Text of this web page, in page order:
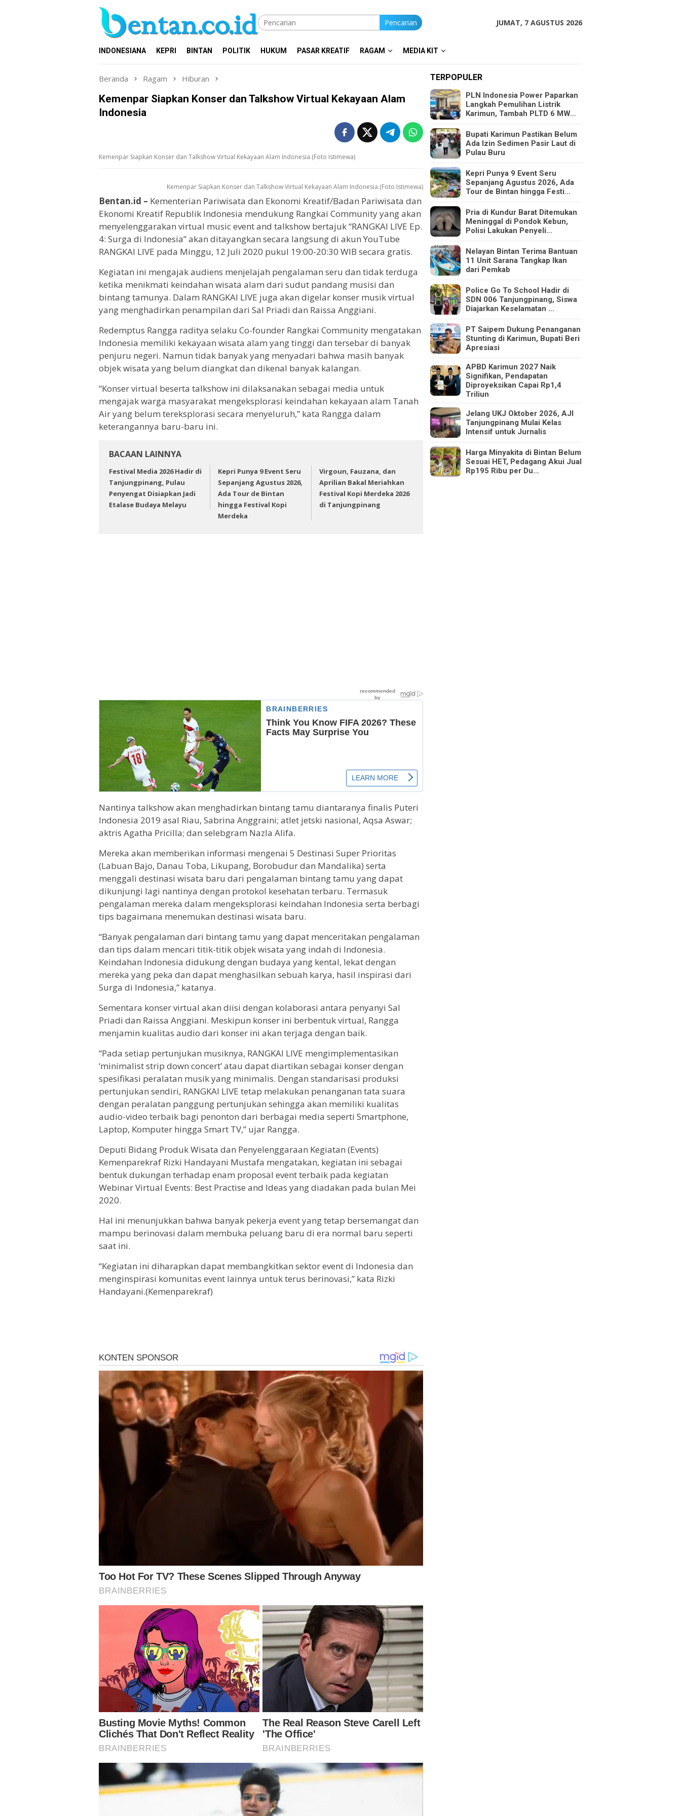
Pencarian JUMAT, 7 AGUSTUS 2026
INDONESIANA KEPRI BINTAN POLITIK HUKUM PASAR KREATIF RAGAM MEDIA KIT
Beranda Ragam Hiburan
Kemenpar Siapkan Konser dan Talkshow Virtual Kekayaan Alam
Indonesia
Kemenpar Siapkan Konser dan Talkshow Virtual Kekayaan Alam Indonesia.(Foto Istimewa)
Kemenpar Siapkan Konser dan Talkshow Virtual Kekayaan Alam Indonesia.(Foto Istimewa)
Bentan.id – Kementerian Pariwisata dan Ekonomi Kreatif/Badan Pariwisata dan
Ekonomi Kreatif Republik Indonesia mendukung Rangkai Community yang akan
menyelenggarakan virtual music event and talkshow bertajuk “RANGKAI LIVE Ep.
4: Surga di Indonesia” akan ditayangkan secara langsung di akun YouTube
RANGKAI LIVE pada Minggu, 12 Juli 2020 pukul 19:00-20:30 WIB secara gratis.
Kegiatan ini mengajak audiens menjelajah pengalaman seru dan tidak terduga
ketika menikmati keindahan wisata alam dari sudut pandang musisi dan
bintang tamunya. Dalam RANGKAI LIVE juga akan digelar konser musik virtual
yang menghadirkan penampilan dari Sal Priadi dan Raissa Anggiani.
Redemptus Rangga raditya selaku Co-founder Rangkai Community mengatakan
Indonesia memiliki kekayaan wisata alam yang tinggi dan tersebar di banyak
penjuru negeri. Namun tidak banyak yang menyadari bahwa masih banyak
objek wisata yang belum diangkat dan dikenal banyak kalangan.
“Konser virtual beserta talkshow ini dilaksanakan sebagai media untuk
mengajak warga masyarakat mengeksplorasi keindahan kekayaan alam Tanah
Air yang belum tereksplorasi secara menyeluruh,” kata Rangga dalam
keterangannya baru-baru ini.
BACAAN LAINNYA
Festival Media 2026 Hadir di
Tanjungpinang, Pulau
Penyengat Disiapkan Jadi
Etalase Budaya Melayu
Kepri Punya 9 Event Seru
Sepanjang Agustus 2026,
Ada Tour de Bintan
hingga Festival Kopi
Merdeka
Virgoun, Fauzana, dan
Aprilian Bakal Meriahkan
Festival Kopi Merdeka 2026
di Tanjungpinang
Nantinya talkshow akan menghadirkan bintang tamu diantaranya finalis Puteri
Indonesia 2019 asal Riau, Sabrina Anggraini; atlet jetski nasional, Aqsa Aswar;
aktris Agatha Pricilla; dan selebgram Nazla Alifa.
Mereka akan memberikan informasi mengenai 5 Destinasi Super Prioritas
(Labuan Bajo, Danau Toba, Likupang, Borobudur dan Mandalika) serta
menggali destinasi wisata baru dari pengalaman bintang tamu yang dapat
dikunjungi lagi nantinya dengan protokol kesehatan terbaru. Termasuk
pengalaman mereka dalam mengeksplorasi keindahan Indonesia serta berbagi
tips bagaimana menemukan destinasi wisata baru.
“Banyak pengalaman dari bintang tamu yang dapat menceritakan pengalaman
dan tips dalam mencari titik-titik objek wisata yang indah di Indonesia.
Keindahan Indonesia didukung dengan budaya yang kental, lekat dengan
mereka yang peka dan dapat menghasilkan sebuah karya, hasil inspirasi dari
Surga di Indonesia,” katanya.
Sementara konser virtual akan diisi dengan kolaborasi antara penyanyi Sal
Priadi dan Raissa Anggiani. Meskipun konser ini berbentuk virtual, Rangga
menjamin kualitas audio dari konser ini akan terjaga dengan baik.
“Pada setiap pertunjukan musiknya, RANGKAI LIVE mengimplementasikan
‘minimalist strip down concert’ atau dapat diartikan sebagai konser dengan
spesifikasi peralatan musik yang minimalis. Dengan standarisasi produksi
pertunjukan sendiri, RANGKAI LIVE tetap melakukan penanganan tata suara
dengan peralatan panggung pertunjukan sehingga akan memiliki kualitas
audio-video terbaik bagi penonton dari berbagai media seperti Smartphone,
Laptop, Komputer hingga Smart TV,” ujar Rangga.
Deputi Bidang Produk Wisata dan Penyelenggaraan Kegiatan (Events)
Kemenparekraf Rizki Handayani Mustafa mengatakan, kegiatan ini sebagai
bentuk dukungan terhadap enam proposal event terbaik pada kegiatan
Webinar Virtual Events: Best Practise and Ideas yang diadakan pada bulan Mei
2020.
Hal ini menunjukkan bahwa banyak pekerja event yang tetap bersemangat dan
mampu berinovasi dalam membuka peluang baru di era normal baru seperti
saat ini.
“Kegiatan ini diharapkan dapat membangkitkan sektor event di Indonesia dan
menginspirasi komunitas event lainnya untuk terus berinovasi,” kata Rizki
Handayani.(Kemenparekraf)
TERPOPULER
PLN Indonesia Power Paparkan
Langkah Pemulihan Listrik
Karimun, Tambah PLTD 6 MW…
Bupati Karimun Pastikan Belum
Ada Izin Sedimen Pasir Laut di
Pulau Buru
Kepri Punya 9 Event Seru
Sepanjang Agustus 2026, Ada
Tour de Bintan hingga Festi…
Pria di Kundur Barat Ditemukan
Meninggal di Pondok Kebun,
Polisi Lakukan Penyeli…
Nelayan Bintan Terima Bantuan
11 Unit Sarana Tangkap Ikan
dari Pemkab
Police Go To School Hadir di
SDN 006 Tanjungpinang, Siswa
Diajarkan Keselamatan …
PT Saipem Dukung Penanganan
Stunting di Karimun, Bupati Beri
Apresiasi
APBD Karimun 2027 Naik
Signifikan, Pendapatan
Diproyeksikan Capai Rp1,4
Triliun
Jelang UKJ Oktober 2026, AJI
Tanjungpinang Mulai Kelas
Intensif untuk Jurnalis
Harga Minyakita di Bintan Belum
Sesuai HET, Pedagang Akui Jual
Rp195 Ribu per Du…